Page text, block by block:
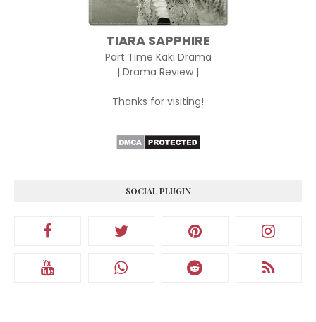
TIARA SAPPHIRE
Part Time Kaki Drama
| Drama Review |
Thanks for visiting!
SOCIAL PLUGIN